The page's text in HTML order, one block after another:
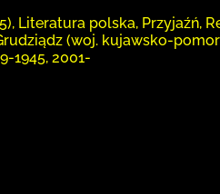
Literatura polska, Przyjaźń,
(woj. kujawsko-
1945, 2001-